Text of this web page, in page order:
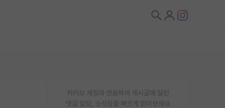
카카오 계정과 연동하여 게시글에 달린
댓글 알람, 소식등을 빠르게 받아보세요